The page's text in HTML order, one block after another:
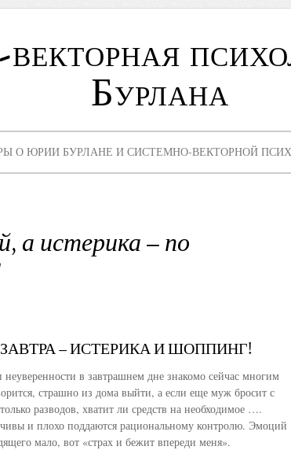
Бурлана
О ЮРИИ БУРЛАНЕ И СИСТЕМНО-ВЕКТОРНОЙ
а истерика – по
– ИСТЕРИКА И ШОППИНГ!
в завтрашнем дне знакомо сейчас многим
страшно из дома выйти, а если еще муж бросит с
разводов, хватит ли средств на необходимое ….
и плохо поддаются рациональному контролю. Эмоций
мало, вот «страх и бежит впереди меня».